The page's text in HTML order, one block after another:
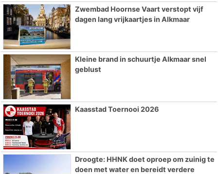
Zwembad Hoornse Vaart verstopt vijf
dagen lang vrijkaartjes in Alkmaar
Kleine brand in schuurtje Alkmaar snel
geblust
Kaasstad Toernooi 2026
Droogte: HHNK doet oproep om zuinig te
doen met water en bereidt verdere